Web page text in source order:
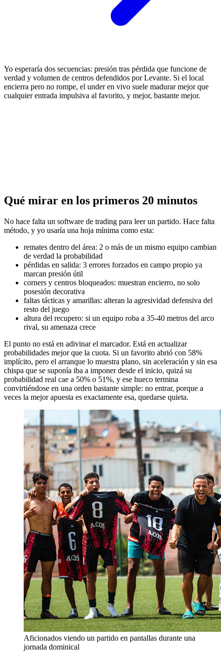
Yo esperaría dos secuencias: presión tras pérdida que funcione de
verdad y volumen de centros defendidos por Levante. Si el local
encierra pero no rompe, el under en vivo suele madurar mejor que
cualquier entrada impulsiva al favorito, y mejor, bastante mejor.
Qué mirar en los primeros 20 minutos
No hace falta un software de trading para leer un partido. Hace falta
método, y yo usaría una hoja mínima como esta:
remates dentro del área: 2 o más de un mismo equipo cambian
de verdad la probabilidad
pérdidas en salida: 3 errores forzados en campo propio ya
marcan presión útil
corners y centros bloqueados: muestran encierro, no solo
posesión decorativa
faltas tácticas y amarillas: alteran la agresividad defensiva del
resto del juego
altura del recupero: si un equipo roba a 35-40 metros del arco
rival, su amenaza crece
El punto no está en adivinar el marcador. Está en actualizar
probabilidades mejor que la cuota. Si un favorito abrió con 58%
implícito, pero el arranque lo muestra plano, sin aceleración y sin esa
chispa que se suponía iba a imponer desde el inicio, quizá su
probabilidad real cae a 50% o 51%, y ese hueco termina
convirtiéndose en una orden bastante simple: no entrar, porque a
veces la mejor apuesta es exactamente esa, quedarse quieta.
Aficionados viendo un partido en pantallas durante una
jornada dominical